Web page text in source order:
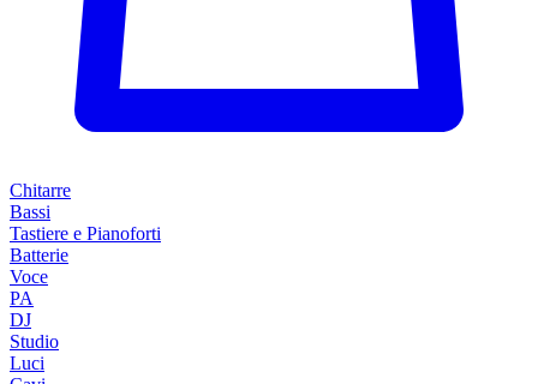
Chitarre
Bassi
Tastiere e Pianoforti
Batterie
Voce
PA
DJ
Studio
Luci